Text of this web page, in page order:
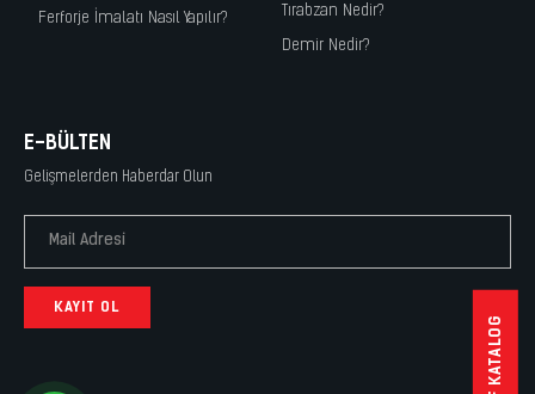
PDF KATALOG
Ferforje İmalatı Nasıl Yapılır?
Tırabzan Nedir?
Demir Nedir?
E-BÜLTEN
Gelişmelerden Haberdar Olun
KAYIT OL